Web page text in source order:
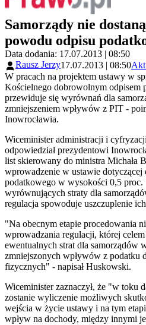
Samorządy nie
powodu odpisu
Data dodania: 17.07.2013 | 08:50
Rausz Jerzy17.07.2013 | 08:50
W pracach na projektem ustawy w
Kościelnego dobrowolnym odpisem
przewiduje się wyrównań dla
zmniejszeniem wpływów z PIT -
Inowrocławia.
Wiceminister administracji i
odpowiedział prezydentowi
list skierowany do ministra Michała
wprowadzenie w ustawie dotyczącej
podatkowego w wysokości 0,5 proc.
wyrównujących straty dla
regulacja spowoduje uszczuplenie
"Na obecnym etapie procedowania
wprowadzania regulacji, której
ewentualnych strat dla samorządów
zmniejszonych wpływów z podatku
fizycznych" - napisał Huskowski.
Wiceminister zaznaczył, że "w toku
zostanie wyliczenie możliwych
wejścia w życie ustawy i na tym
wpływ na dochody, między innymi